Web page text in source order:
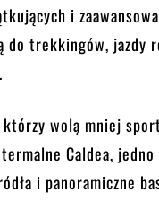
i
do trekkingów, jazdy
którzy wolą mniej
Caldea,
i panoramiczne